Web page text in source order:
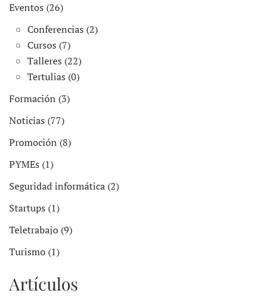
Eventos (26)
Conferencias (2)
Cursos (7)
Talleres (22)
Tertulias (0)
Formación (3)
Noticias (77)
Promoción (8)
PYMEs (1)
Seguridad informática (2)
Startups (1)
Teletrabajo (9)
Turismo (1)
Artículos